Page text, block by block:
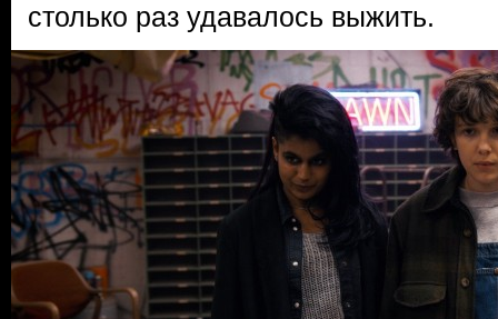
столько раз удавалось выжить.